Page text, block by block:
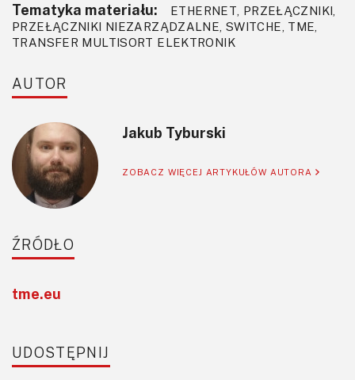
Tematyka materiału:
ETHERNET, PRZEŁĄCZNIKI,
PRZEŁĄCZNIKI NIEZARZĄDZALNE, SWITCHE, TME,
TRANSFER MULTISORT ELEKTRONIK
AUTOR
Jakub Tyburski
ZOBACZ WIĘCEJ ARTYKUŁÓW AUTORA
ŹRÓDŁO
tme.eu
UDOSTĘPNIJ